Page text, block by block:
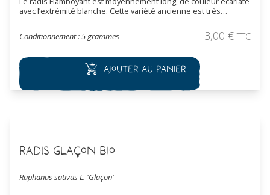
avec l’extrémité blanche. Cette variété ancienne est très
les semis. Les récoltes commencent 2 à 3 semaines après le
semis.
Conditionnement : 5 grammes 3,00 € TTC
Ajouter au panier
Radis Glaçon Bio
Raphanus sativus L. 'Glaçon'